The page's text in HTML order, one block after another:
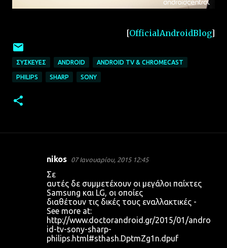
[OfficialAndroidBlog]
ΣΥΣΚΕΥΈΣ ANDROID ANDROID TV & CHROMECAST
PHILIPS SHARP SONY
nikos 07 Ιανουαρίου, 2015 12:45
Σε
αυτές δε συμμετέχουν οι μεγάλοι παίχτες
Samsung και LG, οι οποίες
διαθέτουν τις δικές τους εναλλακτικές -
See more at:
http://www.doctorandroid.gr/2015/01/andro
id-tv-sony-sharp-
philips.html#sthash.DptmZg1n.dpuf